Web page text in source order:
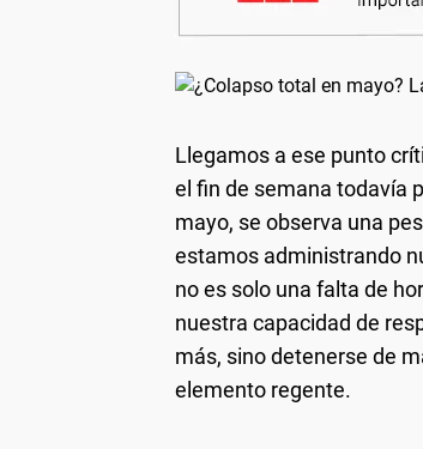
Llegamos a ese punto
el fin de semana todavía
mayo, se observa una
estamos administrando
no es solo una falta de
nuestra capacidad de
más, sino detenerse de
elemento regente.